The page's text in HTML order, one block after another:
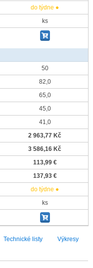
do týdne ●
ks
50
82,0
65,0
45,0
41,0
2 963,77 Kč
3 586,16 Kč
113,99 €
137,93 €
do týdne ●
ks
Technické listy Výkresy